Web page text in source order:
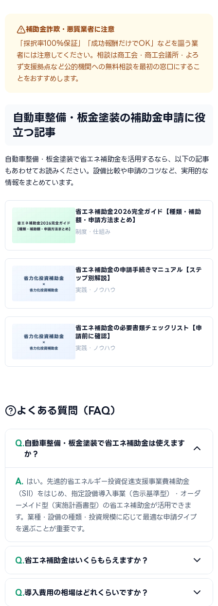
補助金詐欺・悪質業者に注意
「採択率100%保証」「成功報酬だけでOK」などを謳う業
者には注意してください。相談は商工会・商工会議所・よろ
ず支援拠点など公的機関への無料相談を最初の窓口にするこ
とをおすすめします。
自動車整備・板金塗装の補助金申請に役
立つ記事
自動車整備・板金塗装で省エネ補助金を活用するなら、以下の記事
もあわせてお読みください。設備比較や申請のコツなど、実用的な
情報をまとめています。
省エネ補助金2026完全ガイド【種類・補助
額・申請方法まとめ】
制度・仕組み
省エネ補助金の申請手続きマニュアル【ステ
ップ別解説】
実践・ノウハウ
省エネ補助金の必要書類チェックリスト【申
請前に確認】
実践・ノウハウ
よくある質問（FAQ）
Q 自動車整備・板金塗装で省エネ補助金は使えます
か？
A
はい。先進的省エネルギー投資促進支援事業費補助金
（SII）をはじめ、指定設備導入事業（告示基準型）・オーダ
ーメイド型（実施計画書型）の省エネ補助金が活用できま
す。業種・設備の種類・投資規模に応じて最適な申請タイプ
を選ぶことが重要です。
Q 省エネ補助金はいくらもらえますか？
A
自動車整備・板金塗装の場合、指定設備導入事業（告示
Q 導入費用の相場はどれくらいですか？